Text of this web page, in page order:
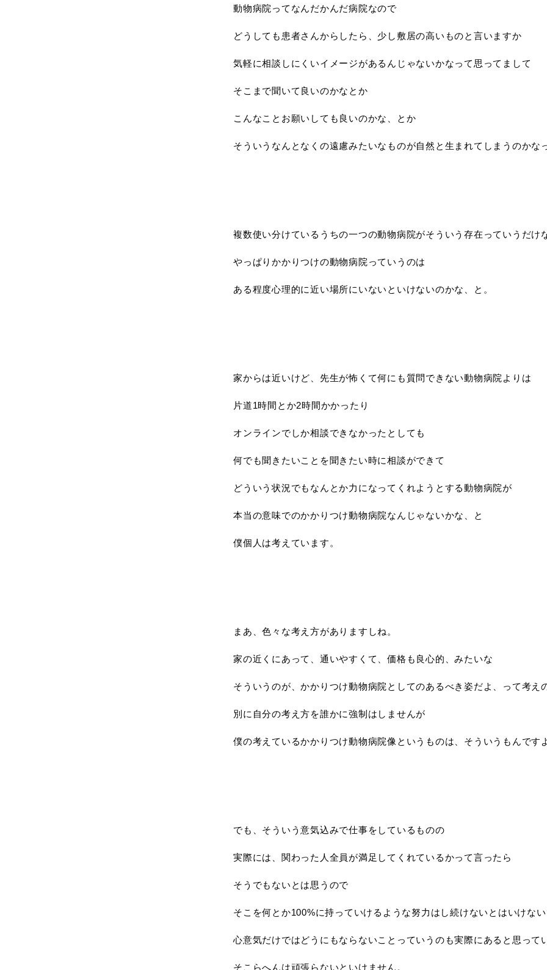
動物病院ってなんだかんだ病院なので
どうしても患者さんからしたら、少し敷居の高いものと言いますか
気軽に相談しにくいイメージがあるんじゃないかなって思ってまして
そこまで聞いて良いのかなとか
こんなことお願いしても良いのかな、とか
そういうなんとなくの遠慮みたいなものが自然と生まれてしまうのかな
複数使い分けているうちの一つの動物病院がそういう存在っていうだけ
やっぱりかかりつけの動物病院っていうのは
ある程度心理的に近い場所にいないといけないのかな、と。
家からは近いけど、先生が怖くて何にも質問できない動物病院よりは
片道1時間とか2時間かかったり
オンラインでしか相談できなかったとしても
何でも聞きたいことを聞きたい時に相談ができて
どういう状況でもなんとか力になってくれようとする動物病院が
本当の意味でのかかりつけ動物病院なんじゃないかな、と
僕個人は考えています。
まあ、色々な考え方がありますしね。
家の近くにあって、通いやすくて、価格も良心的、みたいな
そういうのが、かかりつけ動物病院としてのあるべき姿だよ、って考え
別に自分の考え方を誰かに強制はしませんが
僕の考えているかかりつけ動物病院像というものは、そういうもんです
でも、そういう意気込みで仕事をしているものの
実際には、関わった人全員が満足してくれているかって言ったら
そうでもないとは思うので
そこを何とか100%に持っていけるような努力はし続けないとはいけな
心意気だけではどうにもならないことっていうのも実際にあると思って
そこらへんは頑張らないといけません。